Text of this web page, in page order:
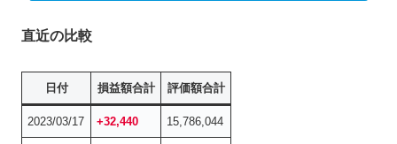
直近の比較
日付 損益額合計 評価額合計
2023/03/17 +32,440 15,786,044